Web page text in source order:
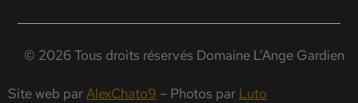
© 2026 Tous droits réservés Domaine L’Ange Gardien
Site web parAlexChato9 – Photos par Luto